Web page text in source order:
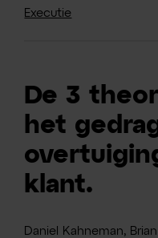
Executie
De 3
het
klant.
Daniel Kahneman,